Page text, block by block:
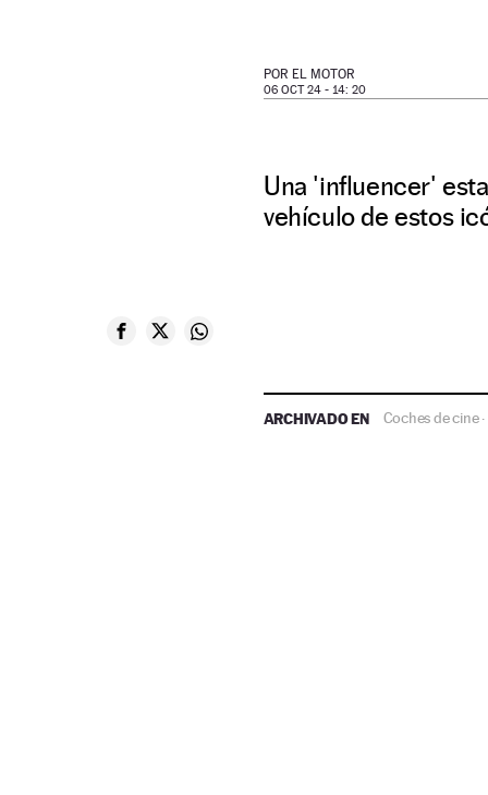
POR EL MOTOR
06 OCT 24 - 14: 20
Una 'influencer'
vehículo de estos
ARCHIVADO EN Coches de cine·